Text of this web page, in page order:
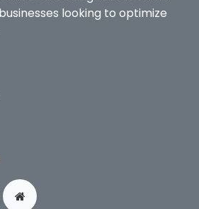
looking to optimize